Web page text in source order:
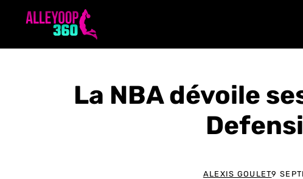
La NBA dévoile
ALEXIS GOULET9